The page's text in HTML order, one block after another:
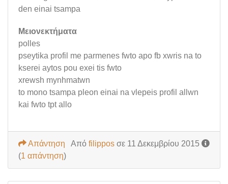
den einai tsampa
Μειονεκτήματα
polles
pseytika profil me parmenes fwto apo fb xwris na to
kserei aytos pou exei tis fwto
xrewsh mynhmatwn
to mono tsampa pleon einai na vlepeis profil allwn
kai fwto tpt allo
Από filippos σε 11 Δεκεμβρίου 2015
Απάντηση
(1 απάντηση)